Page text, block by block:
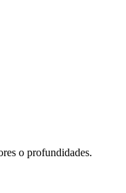
o profundidades.